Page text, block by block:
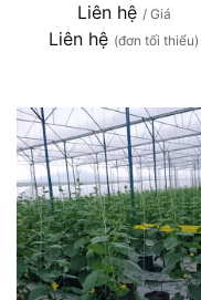
Liên hệ / Giá
Liên hệ (đơn tối thiểu)